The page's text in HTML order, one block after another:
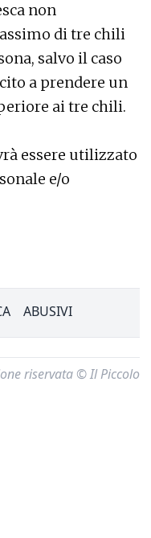
non
di tre chili
salvo il caso
a prendere un
ai tre chili.
essere utilizzato
e/o
ABUSIVI
riservata © Il Piccolo